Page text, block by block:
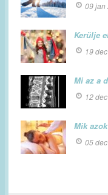
09 jan
Kerülje
19
Mi az a
12
Mik
05